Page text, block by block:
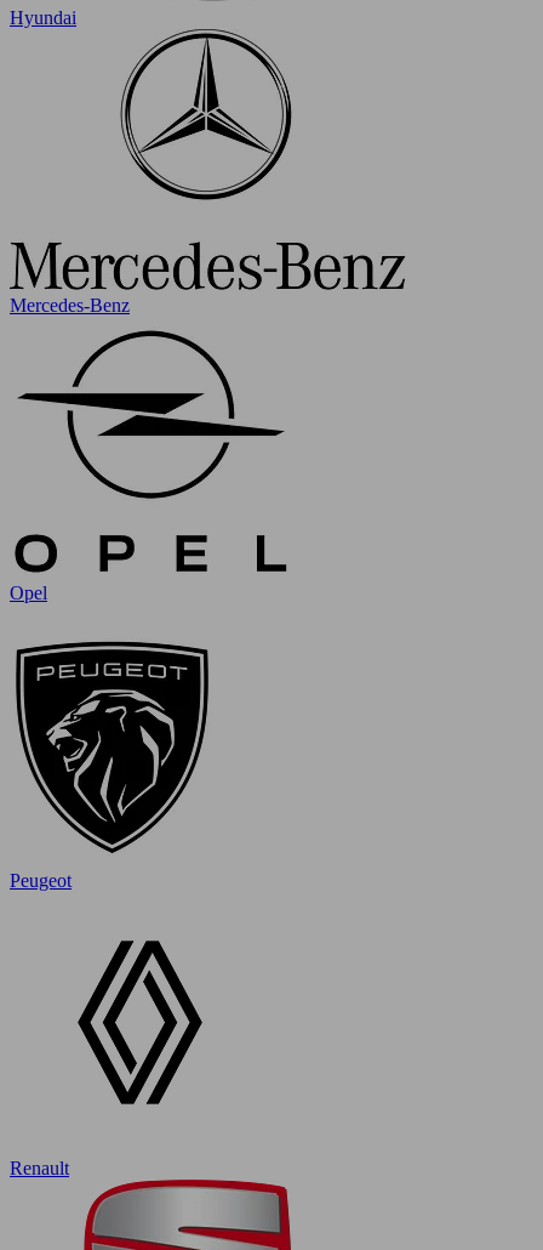
Hyundai
Mercedes-Benz
Opel
Peugeot
Renault